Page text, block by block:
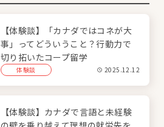
【体験談】「カナダではコネが大
事」ってどういうこと？行動力で
切り拓いたコープ留学
体験談 2025.12.12
【体験談】カナダで言語と未経験